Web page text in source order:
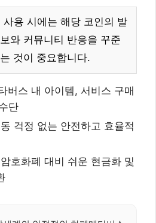
사용 시에는 해당 코인의 발
와 커뮤니티 반응을 꾸준
것이 중요합니다.
버스 내 아이템, 서비스 구매
단
걱정 없는 안전하고 효율적
호화폐 대비 쉬운 현금화 및